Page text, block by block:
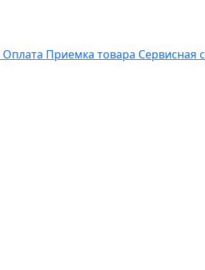
Оплата Приемка товара Сервисная